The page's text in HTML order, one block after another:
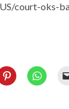
court-oks-